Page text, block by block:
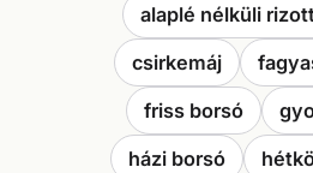
alaplé nélküli
csirkemáj
friss borsó
házi borsó